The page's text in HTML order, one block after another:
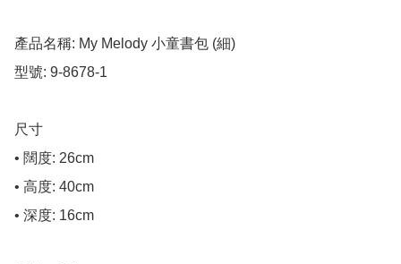
產品名稱: My Melody 小童書包 (細)
型號: 9-8678-1
尺寸
• 闊度: 26cm
• 高度: 40cm
• 深度: 16cm